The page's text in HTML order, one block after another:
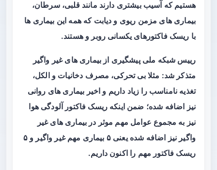
هستیم که آسیب بیشتری دارند مانند قلبی، سرطان،
بیماری های مزمن ریوی و دیابت که همه این بیماری ها
با ریسک فاکتورهای یکسانی روبر و هستند.
رییس شبکه ملی پیشگیری از بیماری های غیر واگیر
متذکر شد: مثلا بی تحرکی، مصرف دخانیات و الکل،
تغذیه نامناسب را زیاد داریم و اخیر بیماری های روانی
نیز اضافه شده؛ ضمن اینکه ریسک فاکتور آلودگی هوا
نیز به مجموع عوامل مهم موثر در بیماری های غیر
واگیر نیز اضافه شده یعنی ۵ بیماری مهم غیر واگیر و ۵
ریسک فاکتور مهم را اکنون داریم.